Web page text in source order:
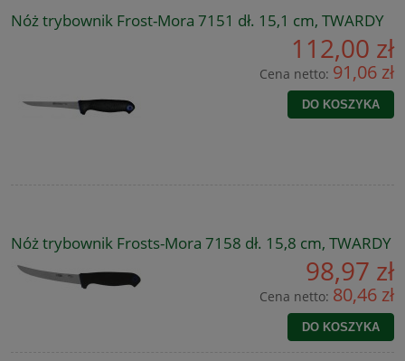
Nóż trybownik Frost-Mora 7151 dł. 15,1 cm, TWARDY
112,00 zł
Cena netto: 91,06 zł
DO KOSZYKA
Nóż trybownik Frosts-Mora 7158 dł. 15,8 cm, TWARDY
98,97 zł
Cena netto: 80,46 zł
DO KOSZYKA